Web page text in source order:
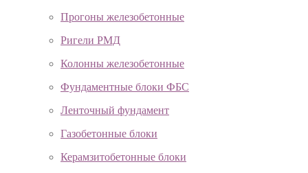
Прогоны железобетонные
Ригели РМД
Колонны железобетонные
Фундаментные блоки ФБС
Ленточный фундамент
Газобетонные блоки
Керамзитобетонные блоки